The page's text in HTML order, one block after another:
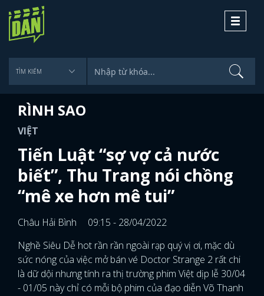
Toggle
RÌNH SAO
VIỆT
Tiến Luật “sợ vợ cả nước
biết”, Thu Trang nói chồng
“mê xe hơn mê tui”
Châu Hải Bình
09:15 - 28/04/2022
Nghề Siêu Dễ hot rần rần ngoài rạp quý vị ơi, mặc dù
sức nóng của việc mở bán vé Doctor Strange 2 rất chi
là dữ dội nhưng tính ra thị trường phim Việt dịp lễ 30/04
- 01/05 này chỉ có mỗi bộ phim của đạo diễn Võ Thanh